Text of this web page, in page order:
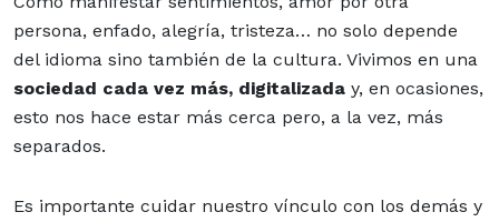
persona, enfado, alegría, tristeza… no solo depende
del idioma sino también de la cultura. Vivimos en una
sociedad cada vez más, digitalizada y, en ocasiones,
esto nos hace estar más cerca pero, a la vez, más
separados.
Es importante cuidar nuestro vínculo con los demás y